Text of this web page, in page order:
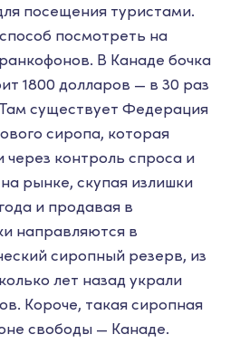
посещения туристами.
посмотреть на
В Канаде бочка
1800 долларов — в 30 раз
существует Федерация
сиропа, которая
контроль спроса и
рынке, скупая излишки
и продавая в
направляются в
сиропный резерв, из
лет назад украли
Короче, такая сиропная
свободы — Канаде.